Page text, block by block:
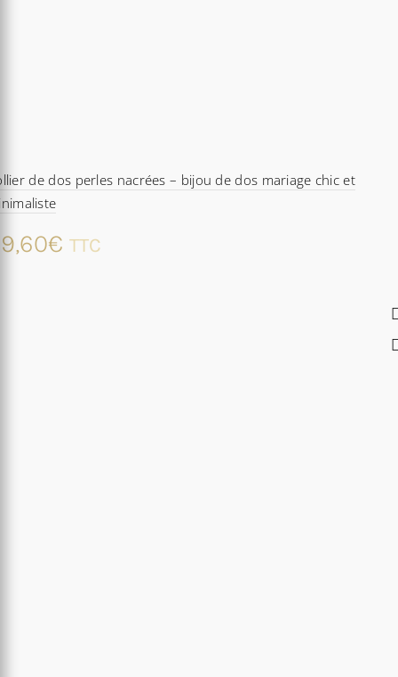
de dos perles nacrées – bijou de dos mariage chic et
€ TTC